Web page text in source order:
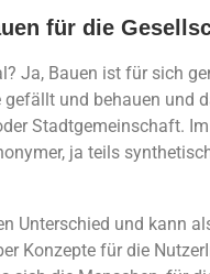
für die
Ja, Bauen ist für sich
gefällt und behauen und
Stadtgemeinschaft.
ja teils
Unterschied und kann
Konzepte für die